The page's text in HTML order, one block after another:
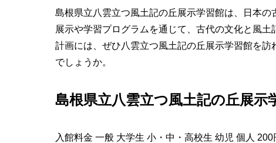
島根県立八雲立つ風土記の丘展示学習館は、日本の
展示や学習プログラムを通じて、古代の文化と風
計画には、ぜひ八雲立つ風土記の丘展示学習館を
でしょうか。
島根県立八雲立つ風土記の丘展示
入館料金 一般 大学生 小・中・高校生 幼児 個人